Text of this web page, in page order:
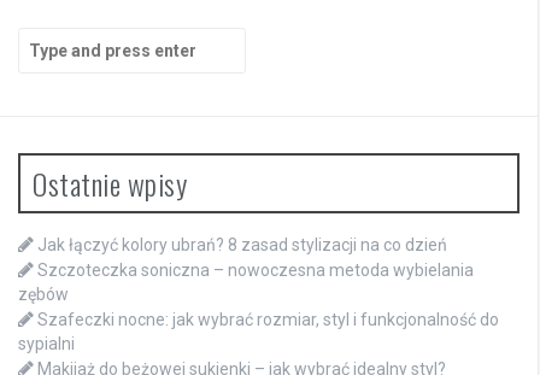
Search
for:
Ostatnie wpisy
Jak łączyć kolory ubrań? 8 zasad stylizacji na co dzień
Szczoteczka soniczna – nowoczesna metoda wybielania
zębów
Szafeczki nocne: jak wybrać rozmiar, styl i funkcjonalność do
sypialni
Makijaż do beżowej sukienki – jak wybrać idealny styl?